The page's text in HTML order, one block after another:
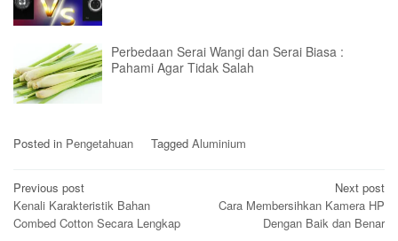
Perbedaan Serai Wangi dan Serai Biasa :
Pahami Agar Tidak Salah
Posted in Pengetahuan Tagged Aluminium
Post
navigation
Previous post
Kenali Karakteristik Bahan
Combed Cotton Secara Lengkap
Next post
Cara Membersihkan Kamera HP
Dengan Baik dan Benar